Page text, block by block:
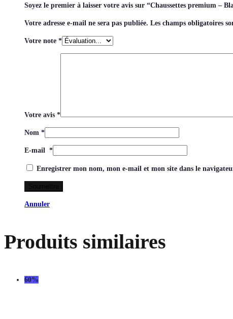
Soyez le premier à laisser votre avis sur “Chaussettes premium –
Votre adresse e-mail ne sera pas publiée. Les champs obligatoires
Votre note *
Votre avis *
Nom *
E-mail *
Enregistrer mon nom, mon e-mail et mon site dans le
Annuler
Produits similaires
60%